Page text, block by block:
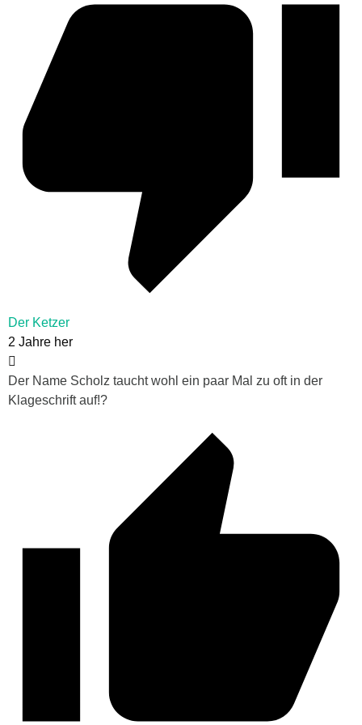
Der Ketzer
2 Jahre her
Der Name Scholz taucht wohl ein paar Mal zu oft in der
Klageschrift auf!?